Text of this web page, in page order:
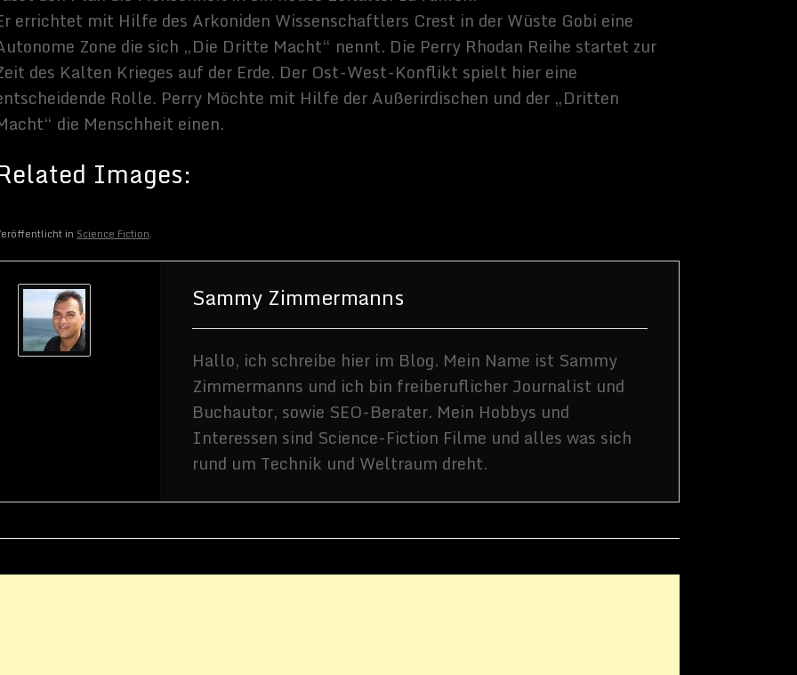
in Science Fiction.
Zimmermanns und ich bin freiberuflicher Journalist und
Buchautor, sowie SEO-Berater. Mein Hobbys und
Interessen sind Science-Fiction Filme und alles was sich
rund um Technik und Weltraum dreht.